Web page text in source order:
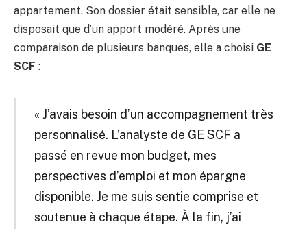
appartement. Son dossier était sensible, car elle ne
disposait que d’un apport modéré. Après une
comparaison de plusieurs banques, elle a choisi GE
SCF :
« J’avais besoin d’un accompagnement très
personnalisé. L’analyste de GE SCF a
passé en revue mon budget, mes
perspectives d’emploi et mon épargne
disponible. Je me suis sentie comprise et
soutenue à chaque étape. À la fin, j’ai